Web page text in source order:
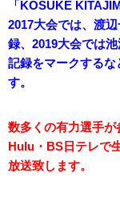
「KOSUKE
2017大会では、渡
録、2019大会では
記録をマークするな
す。
数多くの有力選手が
Hulu・BS日テレで
放送致します。